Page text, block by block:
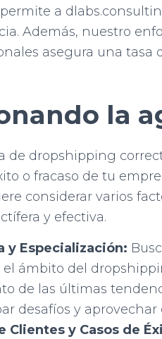
permite a
Además, nuestro
asegura una
la
de dropshipping
o fracaso de tu
considerar varios
y efectiva.
y Especialización:
el ámbito del
de las últimas
desafíos y
Clientes y Casos de